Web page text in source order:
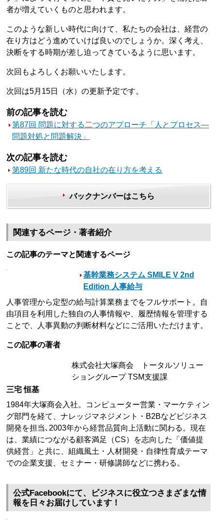
者が増えていくものと思われます。
このような新しい時代に向けて、私たちの会社は、経営の
在り方はどう進めていけば良いのでしょうか。深く考え、
決断をする時期が差し迫ってきているように思います。
次回もよろしくお願いいたします。
次回は5月15日（水）の更新予定です。
前の記事を読む
第87回 問題に対する二つのアプローチ「人とプロセス―
問題対処と問題解決」
次の記事を読む
第89回 新たな時代の自社の在り方を考える
バックナンバーはこちら
関連するページ・著者紹介
この記事のテーマと関連するページ
基幹業務システム SMILE V 2nd
Edition 人事給与
人事管理から定型の給与計算業務までをフルサポート。自
由項目を利用した独自の人事情報や、履歴情報を管理する
ことで、人事異動の判断材料などにご活用いただけます。
この記事の著者
株式会社大塚商会 トータルソリュー
ショングループ TSM支援課
三宅 恒基
1984年大塚商会入社。コンピューター営業・マーケティン
グ部門を経て、ナレッジマネジメント・B2Bなどビジネス
開発を担当､2003年から経営品質向上活動に関わる。現在
は、業績につながる顧客満足（CS）を志向した「価値提
供経営」と共に、組織風土・人材開発・自律性育成テーマ
での企業支援、セミナー・研修講師などに携わる。
公式Facebookにて、ビジネスに役立つさまざまな情
報を日々お届けしています！